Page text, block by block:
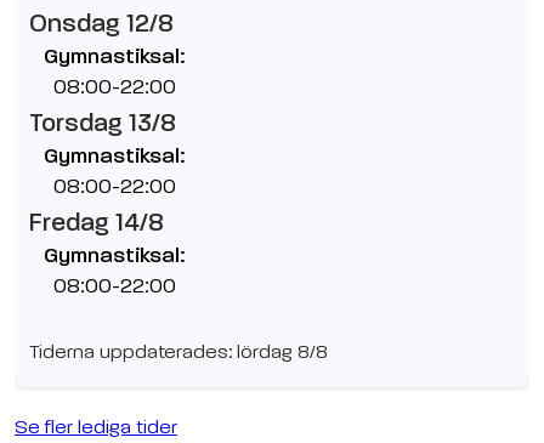
Onsdag 12/8
Gymnastiksal:
08:00-22:00
Torsdag 13/8
Gymnastiksal:
08:00-22:00
Fredag 14/8
Gymnastiksal:
08:00-22:00
Tiderna uppdaterades: lördag 8/8
Se fler lediga tider